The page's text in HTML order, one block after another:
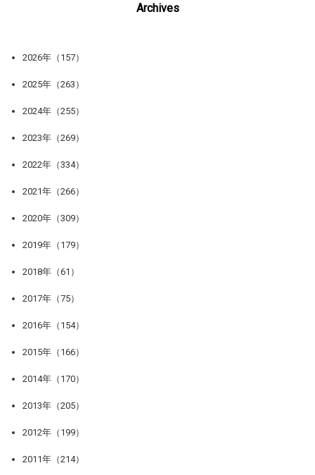
Archives
2026年（157）
2025年（263）
2024年（255）
2023年（269）
2022年（334）
2021年（266）
2020年（309）
2019年（179）
2018年（61）
2017年（75）
2016年（154）
2015年（166）
2014年（170）
2013年（205）
2012年（199）
2011年（214）